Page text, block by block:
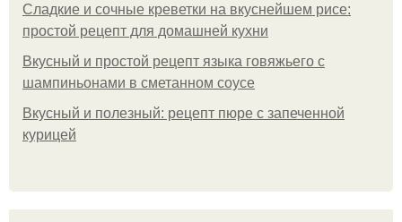
Сладкие и сочные креветки на вкуснейшем рисе:
простой рецепт для домашней кухни
Вкусный и простой рецепт языка говяжьего с
шампиньонами в сметанном соусе
Вкусный и полезный: рецепт пюре с запеченной
курицей